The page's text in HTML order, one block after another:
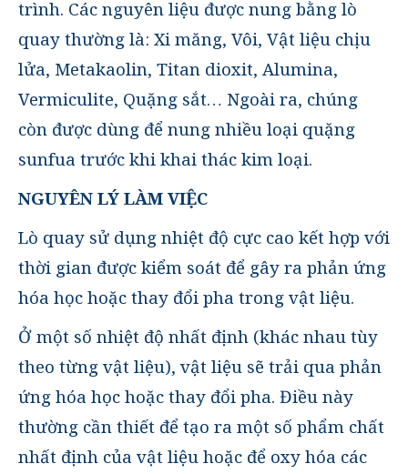
trình. Các nguyên liệu được nung bằng lò
quay thường là: Xi măng, Vôi, Vật liệu chịu
lửa, Metakaolin, Titan dioxit, Alumina,
Vermiculite, Quặng sắt… Ngoài ra, chúng
còn được dùng để nung nhiều loại quặng
sunfua trước khi khai thác kim loại.
NGUYÊN LÝ LÀM VIỆC
Lò quay sử dụng nhiệt độ cực cao kết hợp với
thời gian được kiểm soát để gây ra phản ứng
hóa học hoặc thay đổi pha trong vật liệu.
Ở một số nhiệt độ nhất định (khác nhau tùy
theo từng vật liệu), vật liệu sẽ trải qua phản
ứng hóa học hoặc thay đổi pha. Điều này
thường cần thiết để tạo ra một số phẩm chất
nhất định của vật liệu hoặc để oxy hóa các